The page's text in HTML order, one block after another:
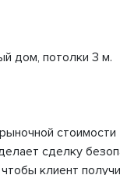
дом, потолки 3 м.
ниже
что делает
- чтобы